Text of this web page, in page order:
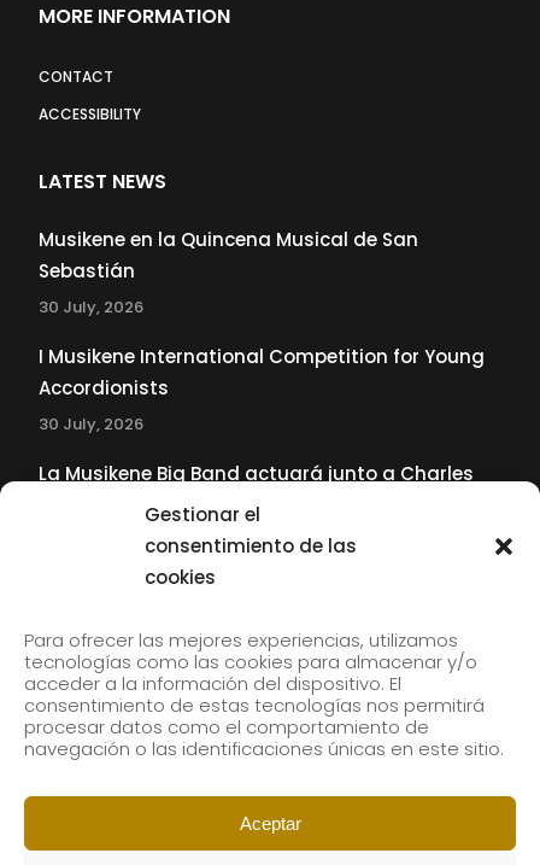
Gestionar el
consentimiento de las
cookies
Para ofrecer las mejores experiencias, utilizamos
tecnologías como las cookies para almacenar y/o
acceder a la información del dispositivo. El
consentimiento de estas tecnologías nos permitirá
procesar datos como el comportamiento de
navegación o las identificaciones únicas en este sitio.
Aceptar
MORE INFORMATION
CONTACT
ACCESSIBILITY
LATEST NEWS
Musikene en la Quincena Musical de San
Sebastián
30 July, 2026
I Musikene International Competition for Young
Accordionists
30 July, 2026
La Musikene Big Band actuará junto a Charles
Tolliver en el 61 Jazzaldia
Subscribe to our newsletter to receive our news by
email.